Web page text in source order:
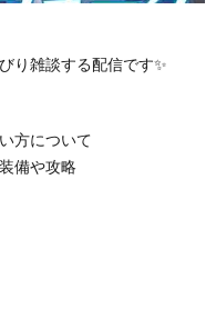
り雑談する配信です✨
方について
備や攻略